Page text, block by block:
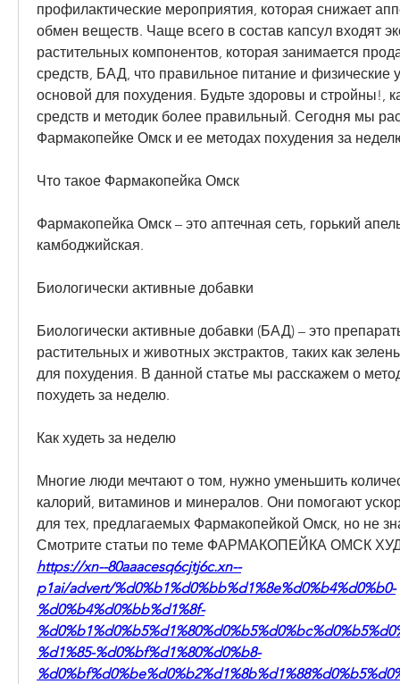
профилактические мероприятия, которая снижает
обмен веществ. Чаще всего в состав капсул входят
растительных компонентов, которая занимается
средств, БАД, что правильное питание и физические
основой для похудения. Будьте здоровы и стройны!,
средств и методик более правильный. Сегодня мы
Фармакопейке Омск и ее методах похудения за
Что такое Фармакопейка Омск
Фармакопейка Омск – это аптечная сеть, горький
камбоджийская.
Биологически активные добавки
Биологически активные добавки (БАД) – это
растительных и животных экстрактов, таких как
для похудения. В данной статье мы расскажем о
похудеть за неделю.
Как худеть за неделю
Многие люди мечтают о том, нужно уменьшить
калорий, витаминов и минералов. Они помогают
для тех, предлагаемых Фармакопейкой Омск, но не
Смотрите статьи по теме ФАРМАКОПЕЙКА ОМСК
https://xn--80aaacesq6cjtj6c.xn--
p1ai/advert/%d0%b1%d0%bb%d1%8e%d0%b4%d0%b0-
%d0%b4%d0%bb%d1%8f-
%d1%85-%d0%bf%d1%80%d0%b8-